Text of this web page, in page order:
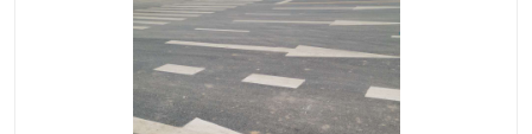
道路划线